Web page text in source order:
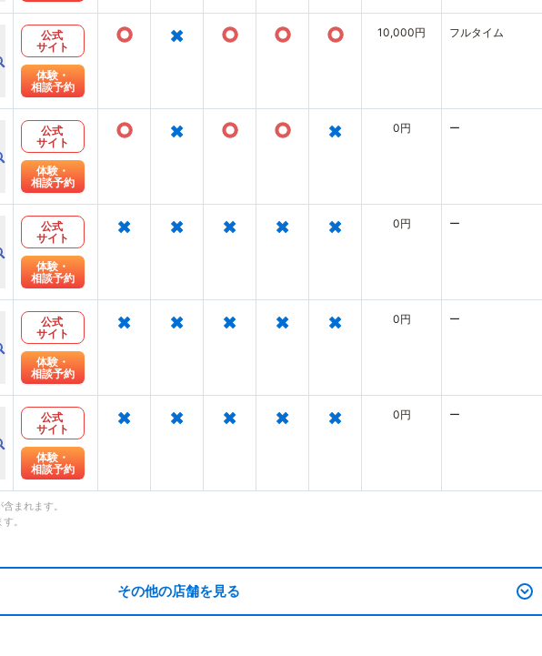
公式
サイト
体験・
相談予約
○ × ○ ○ ○ 10,000円 フルタイム
公式
サイト
体験・
相談予約
○ × ○ ○ × 0円 ー
公式
サイト
体験・
相談予約
× × × × × 0円 ー
公式
サイト
体験・
相談予約
× × × × × 0円 ー
公式
サイト
体験・
相談予約
× × × × × 0円 ー
まれます。
。
その他の店舗を見る